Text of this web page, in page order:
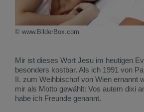
© www.BilderBox.com
Mir ist dieses Wort Jesu im heutigen
besonders kostbar. Als ich 1991 von
II. zum Weihbischof von Wien ernannt
mir als Motto gewählt: Vos autem dixi
habe ich Freunde genannt.